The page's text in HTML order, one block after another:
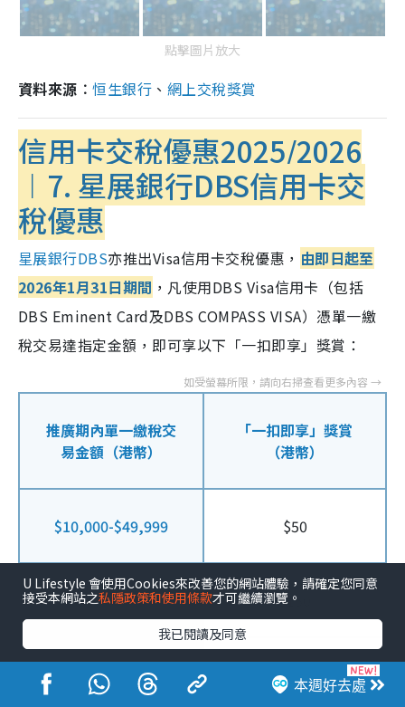
點擊圖片放大
資料來源︰恒生銀行 、 網上交稅獎賞
信用卡交稅優惠2025/2026
︱7. 星展銀行DBS信用卡交
稅優惠
星展銀行DBS亦推出Visa信用卡交稅優惠， 由即日起至
2026年1月31日期間 ，凡使用DBS Visa信用卡（包括
DBS Eminent Card及DBS COMPASS VISA）憑單一繳
稅交易達指定金額，即可享以下「一扣即享」獎賞：
推廣期內單一繳稅交
易金額（港幣）
「一扣即享」獎賞
（港幣）
$10,000-$49,999 $50
$50,000-$74,999 $150
$75,000-$99,999 $200
本週好去處
U Lifestyle 會使用Cookies來改善您的網站體驗，請確定您同意
接受本網站之私隱政策和使用條款才可繼續瀏覽。
我已閱讀及同意